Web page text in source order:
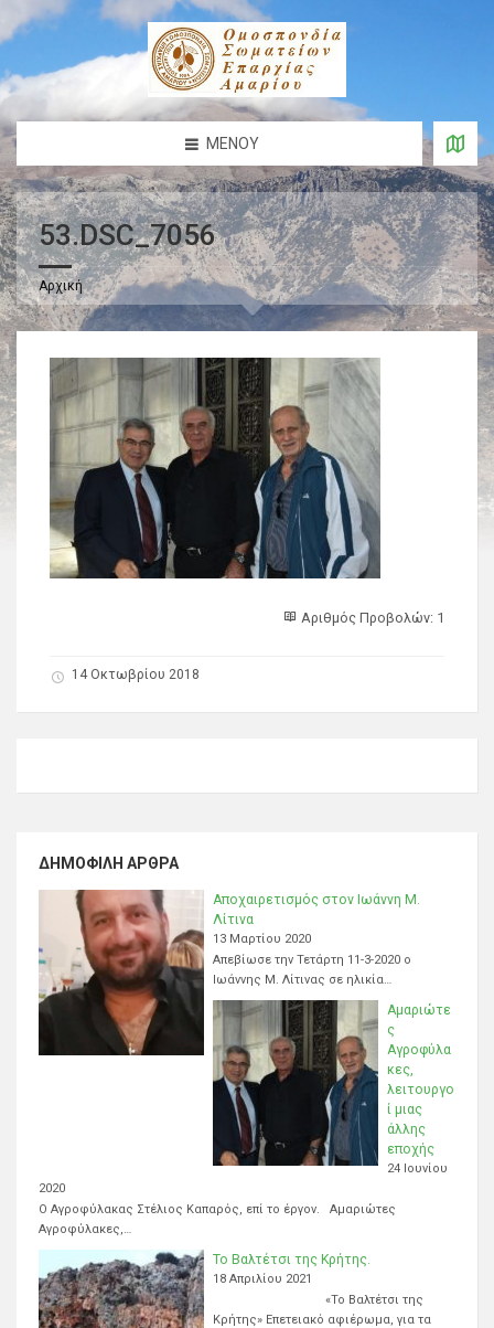
ΜΕΝΟΎ
53.DSC_7056
Αρχική
Αριθμός Προβολών: 1
14 Οκτωβρίου 2018
ΔΗΜΟΦΙΛΉ ΆΡΘΡΑ
Αποχαιρετισμός στον Ιωάννη Μ.
Λίτινα
13 Μαρτίου 2020
Απεβίωσε την Τετάρτη 11-3-2020 ο
Ιωάννης Μ. Λίτινας σε ηλικία…
Αμαριώτε
ς
Αγροφύλα
κες,
λειτουργο
ί μιας
άλλης
εποχής
24 Ιουνίου
2020
Ο Αγροφύλακας Στέλιος Καπαρός, επί το έργον. Αμαριώτες
Αγροφύλακες,…
Το Βαλτέτσι της Κρήτης.
18 Απριλίου 2021
«Το Βαλτέτσι της
Κρήτης» Επετειακό αφιέρωμα, για τα